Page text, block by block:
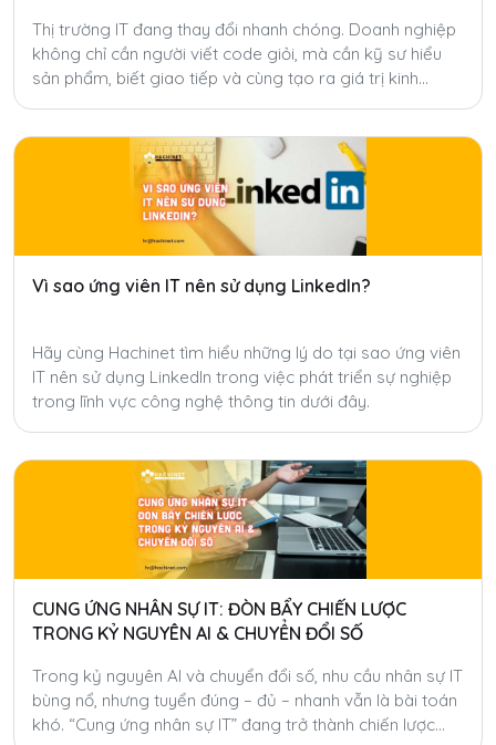
Thị trường IT đang thay đổi nhanh chóng. Doanh nghiệp
không chỉ cần người viết code giỏi, mà cần kỹ sư hiểu
sản phẩm, biết giao tiếp và cùng tạo ra giá trị kinh
Vì sao ứng viên IT nên sử dụng LinkedIn?
Hãy cùng Hachinet tìm hiểu những lý do tại sao ứng viên
IT nên sử dụng LinkedIn trong việc phát triển sự nghiệp
trong lĩnh vực công nghệ thông tin dưới đây.
CUNG ỨNG NHÂN SỰ IT: ĐÒN BẨY CHIẾN LƯỢC
TRONG KỶ NGUYÊN AI & CHUYỂN ĐỔI SỐ
Trong kỷ nguyên AI và chuyển đổi số, nhu cầu nhân sự IT
bùng nổ, nhưng tuyển đúng – đủ – nhanh vẫn là bài toán
khó. “Cung ứng nhân sự IT” đang trở thành chiến lược